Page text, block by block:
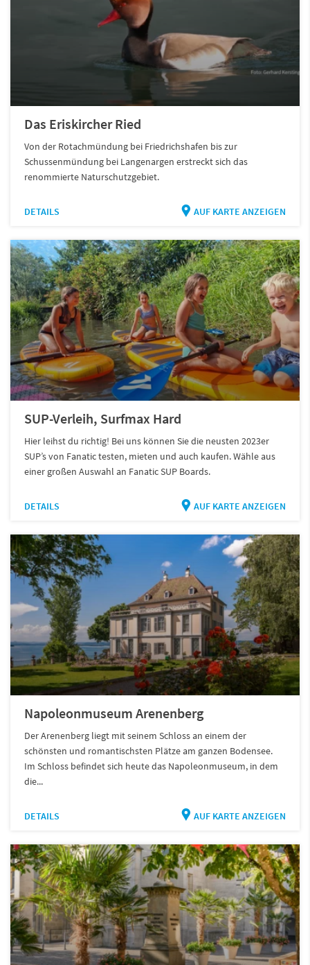
Das Eriskircher Ried
Von der Rotachmündung bei Friedrichshafen bis zur
Schussenmündung bei Langenargen erstreckt sich das
renommierte Naturschutzgebiet.
DETAILS AUF KARTE ANZEIGEN
SUP-Verleih, Surfmax Hard
Hier leihst du richtig! Bei uns können Sie die neusten 2023er
SUP’s von Fanatic testen, mieten und auch kaufen. Wähle aus
einer großen Auswahl an Fanatic SUP Boards.
DETAILS AUF KARTE ANZEIGEN
Napoleonmuseum Arenenberg
Der Arenenberg liegt mit seinem Schloss an einem der
schönsten und romantischsten Plätze am ganzen Bodensee.
Im Schloss befindet sich heute das Napoleonmuseum, in dem
die...
DETAILS AUF KARTE ANZEIGEN